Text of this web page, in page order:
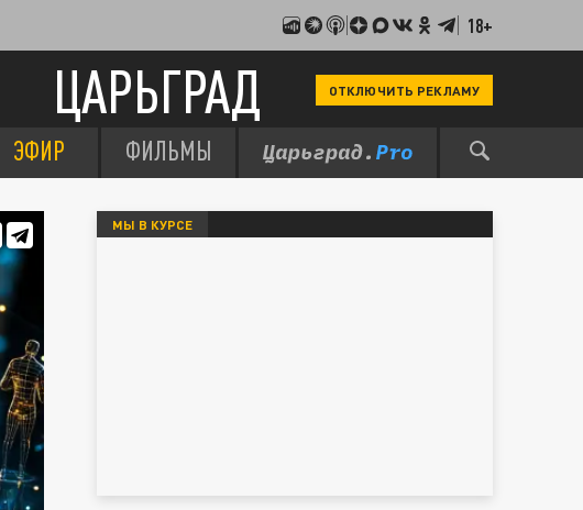
18+
ЦАРЬГРАД ОТКЛЮЧИТЬ РЕКЛАМУ
ЭФИР ФИЛЬМЫ
МЫ В КУРСЕ